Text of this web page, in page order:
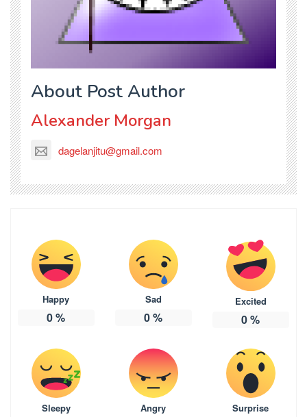
About Post Author
Alexander Morgan
dagelanjitu@gmail.com
Happy
0%
Sad
0%
Excited
0%
Sleepy Angry Surprise